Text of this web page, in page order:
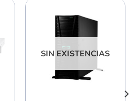
SIN EXISTENCIAS